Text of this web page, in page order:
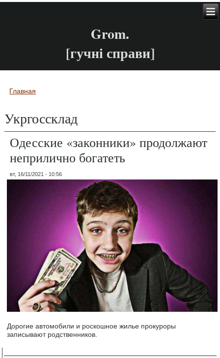
Grom.
[гучні справи]
Вы здесь
Главная
Укргоссклад
Одесские «законники» продолжают
неприлично богатеть
вт, 16/11/2021 - 10:56
Дорогие автомобили и роскошное жилье прокуроры
записывают родственников.